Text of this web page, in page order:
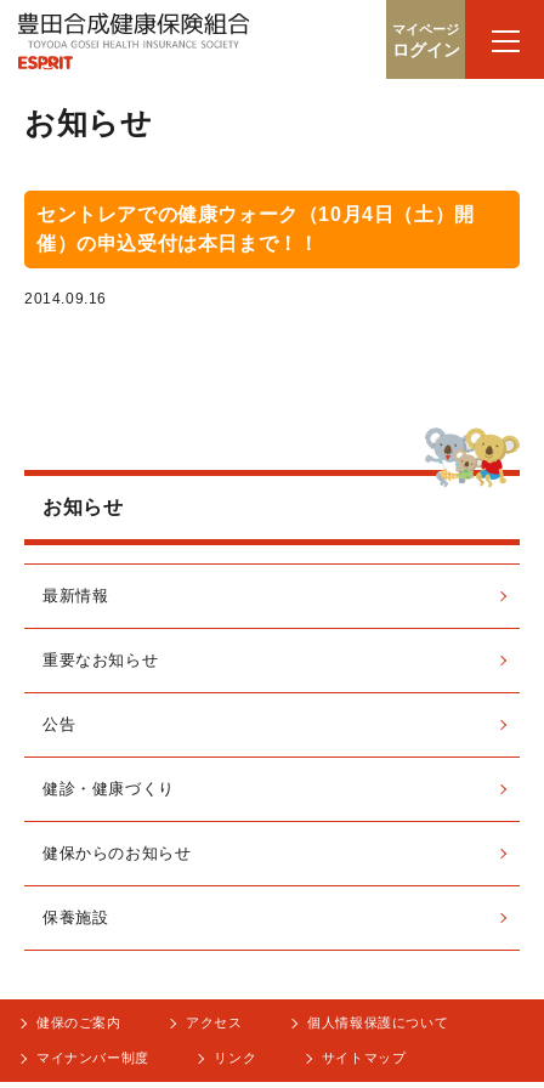
マイページ
ログイン
お知らせ
セントレアでの健康ウォーク（10月4日（土）開
催）の申込受付は本日まで！！
2014.09.16
お知らせ
最新情報
重要なお知らせ
公告
健診・健康づくり
健保からのお知らせ
保養施設
健保のご案内 アクセス 個人情報保護について
マイナンバー制度 リンク サイトマップ